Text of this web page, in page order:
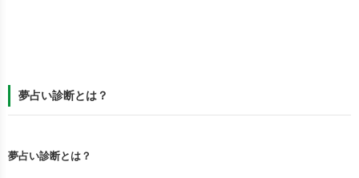
夢占い診断とは？
夢占い診断とは？